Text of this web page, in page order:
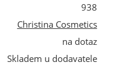
938
Christina Cosmetics
na dotaz
Skladem u dodavatele